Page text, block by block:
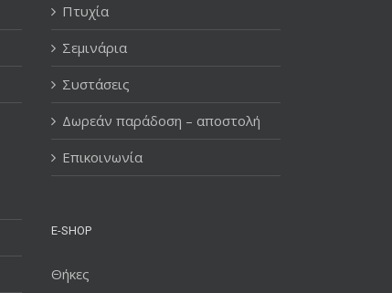
Πτυχία
Σεμινάρια
Συστάσεις
Δωρεάν παράδοση – αποστολή
Επικοινωνία
E-SHOP
Θήκες